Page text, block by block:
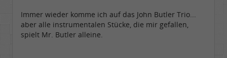
Immer wieder komme ich auf das John Butler Trio...
aber alle instrumentalen Stücke, die mir gefallen,
spielt Mr. Butler alleine.